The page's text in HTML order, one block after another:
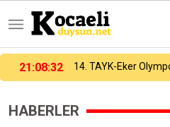
21:00:54 Galatasaray, yeni
HABERLER